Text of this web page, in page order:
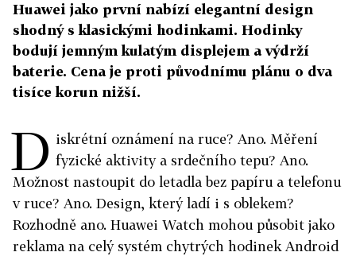
Huawei jako první nabízí elegantní design
shodný s klasickými hodinkami. Hodinky
bodují jemným kulatým displejem a výdrží
baterie. Cena je proti původnímu plánu o dva
tisíce korun nižší.
D iskrétní oznámení na ruce? Ano. Měření
fyzické aktivity a srdečního tepu? Ano.
Možnost nastoupit do letadla bez papíru a telefonu
v ruce? Ano. Design, který ladí i s oblekem?
Rozhodně ano. Huawei Watch mohou působit jako
reklama na celý systém chytrých hodinek Android